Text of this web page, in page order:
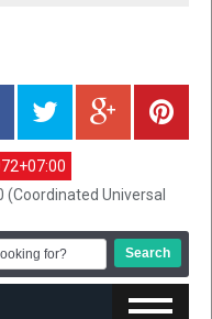
(Coordinated Universal